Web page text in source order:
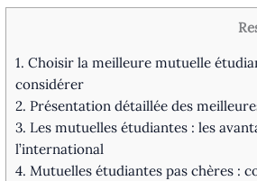
1. Choisir la meilleure mutuelle
considérer
2. Présentation détaillée des
3. Les mutuelles étudiantes : les
l’international
4. Mutuelles étudiantes pas chères :